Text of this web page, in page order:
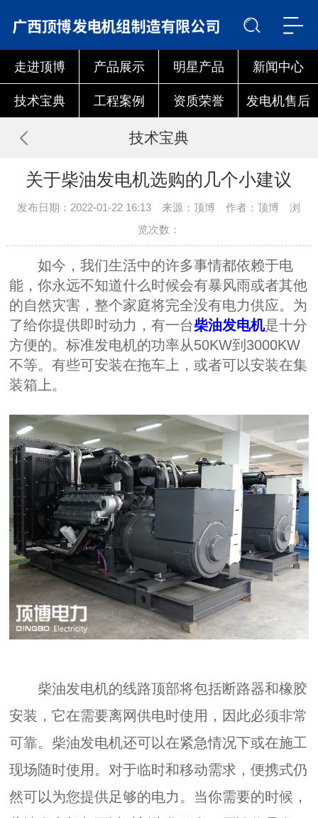
走进顶博 产品展示 明星产品 新闻中心
技术宝典 工程案例 资质荣誉 发电机售后
技术宝典
关于柴油发电机选购的几个小建议
发布日期：2022-01-22 16:13 来源：顶博 作者：顶博 浏
览次数：
如今，我们生活中的许多事情都依赖于电
能，你永远不知道什么时候会有暴风雨或者其他
的自然灾害，整个家庭将完全没有电力供应。为
了给你提供即时动力，有一台柴油发电机是十分
方便的。标准发电机的功率从50KW到3000KW
不等。有些可安装在拖车上，或者可以安装在集
装箱上。
柴油发电机的线路顶部将包括断路器和橡胶
安装，它在需要离网供电时使用，因此必须非常
可靠。柴油发电机还可以在紧急情况下或在施工
现场随时使用。对于临时和移动需求，便携式仍
然可以为您提供足够的电力。当你需要的时候，